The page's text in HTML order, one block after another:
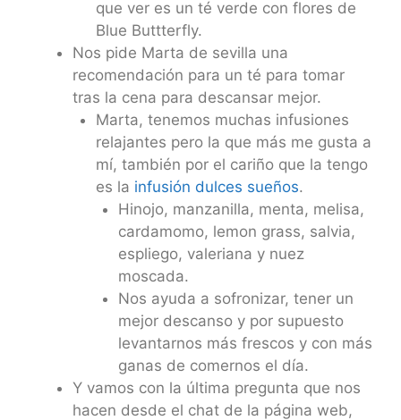
que ver es un té verde con flores de
Blue Buttterfly.
Nos pide Marta de sevilla una
recomendación para un té para tomar
tras la cena para descansar mejor.
Marta, tenemos muchas infusiones
relajantes pero la que más me gusta a
mí, también por el cariño que la tengo
es la infusión dulces sueños.
Hinojo, manzanilla, menta, melisa,
cardamomo, lemon grass, salvia,
espliego, valeriana y nuez
moscada.
Nos ayuda a sofronizar, tener un
mejor descanso y por supuesto
levantarnos más frescos y con más
ganas de comernos el día.
Y vamos con la última pregunta que nos
hacen desde el chat de la página web,